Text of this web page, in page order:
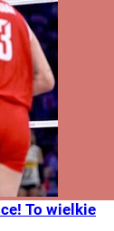
To wielkie